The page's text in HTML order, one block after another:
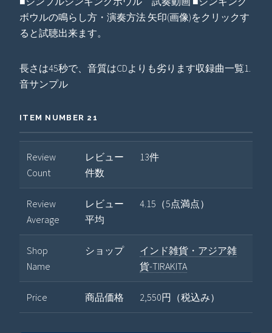
ボウルの鳴らし方・演奏方法 矢印(画像)をクリックす
ると試聴出来ます。
長さは45秒で、音質はCDよりも劣ります収録曲一覧1.
音サンプル
ITEM NUMBER 21
Review
Count
レビュー
件数
13件
Review
Average
レビュー
平均
4.15（5点満点）
Shop
Name
ショップ
インド雑貨・アジア雑
貨-TIRAKITA
Price 商品価格 2,550円（税込み）